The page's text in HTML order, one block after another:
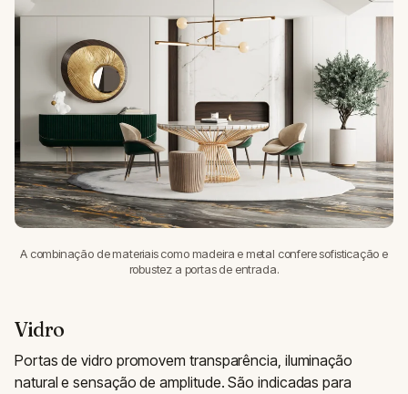
A combinação de materiais como madeira e metal confere sofisticação e
robustez a portas de entrada.
Vidro
Portas de vidro promovem transparência, iluminação
natural e sensação de amplitude. São indicadas para